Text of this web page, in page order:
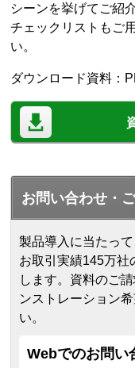
シーンを挙げてご紹
チェックリストもご
い。
ダウンロード資料：
お問い合わせ・
製品導入に当たっ
お取引実績145万社
します。 資料のご
ンストレーション
い。
Webでのお問い